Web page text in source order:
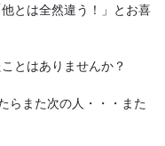
とは全然違う！」とお喜
とはありませんか？
らまた次の人・・・また